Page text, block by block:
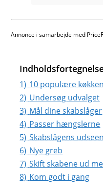
Annonce i samarbejde med
1) 10 populære
2) Undersøg udvalget
3) Mål dine skabslåger
4) Passer hængslerne
5) Skabslågens
6) Nye greb
7) Skift skabene ud
8) Kom godt i gang